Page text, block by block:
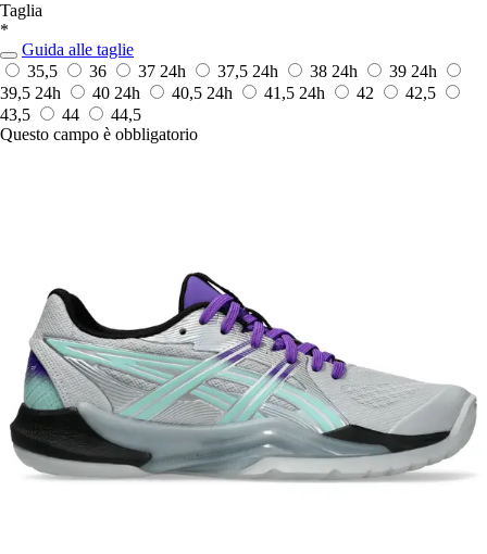
Taglia
*
Guida alle taglie
35,5
36 37 24h 37,5 24h 38 24h 39 24h
39,5 24h 40 24h 40,5 24h 41,5 24h 42
42,5
43,5
44
44,5
Questo campo è obbligatorio